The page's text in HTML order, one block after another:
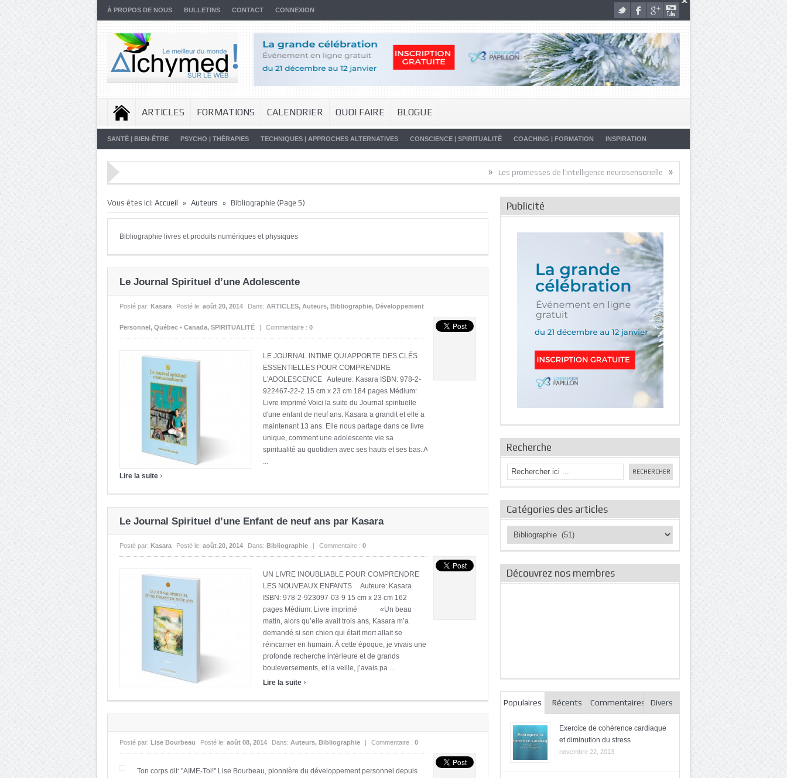
À PROPOS DE NOUS BULLETINS CONTACT CONNEXION
ARTICLES FORMATIONS CALENDRIER QUOI FAIRE BLOGUE
SANTÉ | BIEN-ÊTRE PSYCHO | THÉRAPIES TECHNIQUES | APPROCHES ALTERNATIVES CONSCIENCE | SPIRITUALITÉ COACHING | FORMATION INSPIRATION
Les promesses de l’intelligence neurosensorielle » Artistes de la Vie » Malade…
Vous êtes ici: Accueil » Auteurs » Bibliographie (Page 5)
Bibliographie livres et produits numériques et physiques
Le Journal Spirituel d’une Adolescente
Posté par: Kasara Posté le: août 20, 2014 Dans: ARTICLES, Auteurs, Bibliographie, Développement
Personnel, Québec • Canada, SPIRITUALITÉ | Commentaire : 0
LE JOURNAL INTIME QUI APPORTE DES CLÉS
ESSENTIELLES POUR COMPRENDRE
L'ADOLESCENCE Auteure: Kasara ISBN: 978-2-
922467-22-2 15 cm x 23 cm 184 pages Médium:
Livre imprimé Voici la suite du Journal spirituelle
d'une enfant de neuf ans. Kasara a grandit et elle a
maintenant 13 ans. Elle nous partage dans ce livre
unique, comment une adolescente vie sa
spiritualité au quotidien avec ses hauts et ses bas. A
...
Lire la suite ›
Le Journal Spirituel d’une Enfant de neuf ans par Kasara
Posté par: Kasara Posté le: août 20, 2014 Dans: Bibliographie | Commentaire : 0
UN LIVRE INOUBLIABLE POUR COMPRENDRE
LES NOUVEAUX ENFANTS Auteure: Kasara
ISBN: 978-2-923097-03-9 15 cm x 23 cm 162
pages Médium: Livre imprimé «Un beau
matin, alors qu’elle avait trois ans, Kasara m’a
demandé si son chien qui était mort allait se
réincarner en humain. À cette époque, je vivais une
profonde recherche intérieure et de grands
bouleversements, et la veille, j’avais pa ...
Lire la suite ›
Posté par: Lise Bourbeau Posté le: août 08, 2014 Dans: Auteurs, Bibliographie | Commentaire : 0
Ton corps dit: ''AIME-Toi!'' Lise Bourbeau, pionnière du développement personnel depuis
Publicité
Recherche
Catégories des articles
Catégories
des
Découvrez nos membres
Populaires Récents Commentaires Divers
Exercice de cohérence cardiaque
et diminution du stress
novembre 22, 2013